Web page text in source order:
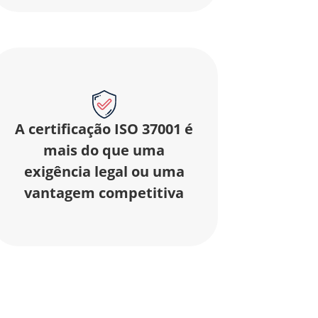
A certificação ISO 37001 é
mais do que uma
exigência legal ou uma
vantagem competitiva